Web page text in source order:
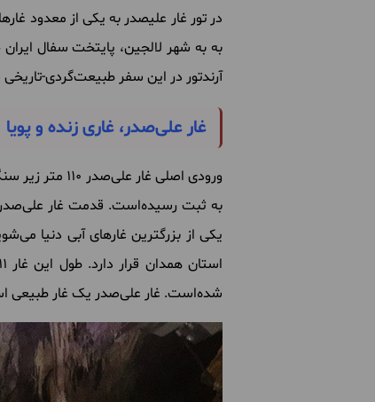
در تور غار علیصدر به یکی از معدود
به به شهر لالجین، پایتخت سفال
آرندتور در این سفر طبیعت‌گردی-
غار علی‌صدر، غاری زنده و پویا
ورودی اصلی
یکی از بزرگترین غارهای آبی دنیا
شده‌است. غار علی‌صدر یک غار طبیعی